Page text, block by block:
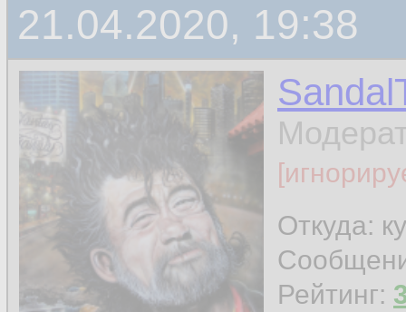
21.04.2020, 19:38
Откуда:
Рейтинг: